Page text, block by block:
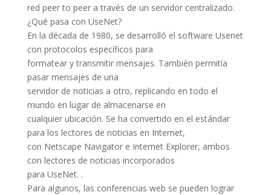
red peer to peer a través de un servidor centralizado.
¿Qué pasa con UseNet?
En la década de 1980, se desarrolló el software Usenet
con protocolos específicos para
formatear y transmitir mensajes. También permitía
pasar mensajes de una
servidor de noticias a otro, replicando en todo el
mundo en lugar de almacenarse en
cualquier ubicación. Se ha convertido en el estándar
para los lectores de noticias en Internet,
con Netscape Navigator e Internet Explorer, ambos
con lectores de noticias incorporados
para UseNet. .
Para algunos, las conferencias web se pueden lograr